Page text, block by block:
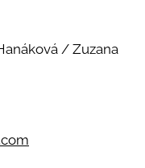
/ Zuzana